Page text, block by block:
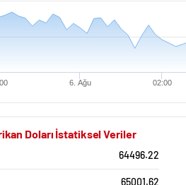
6. Ağu 02:00
Doları İstatiksel Veriler
64496.22
65001.62